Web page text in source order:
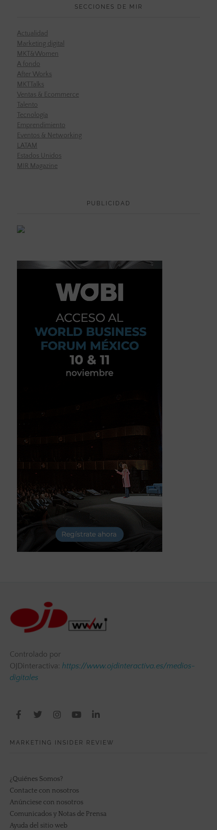
SECCIONES DE MIR
Actualidad
Marketing digital
MKT&Women
A fondo
After Works
MKTTalks
Ventas & Ecommerce
Talento
Tecnología
Emprendimiento
Eventos & Networking
LATAM
Estados Unidos
MIR Magazine
PUBLICIDAD
Controlado por
OJDinteractiva: https://www.ojdinteractiva.es/medios-
digitales
MARKETING INSIDER REVIEW
¿Quiénes Somos?
Contacte con nosotros
Anúnciese con nosotros
Comunicados y Notas de Prensa
Ayuda del sitio web